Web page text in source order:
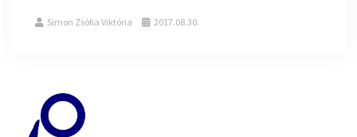
Simon Zsófia Viktória 2017.08.30.